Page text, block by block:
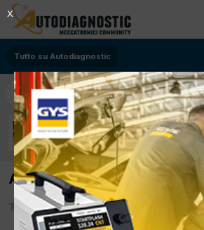
Tutto su Autodiagnostic
Aziende che credono nel
X